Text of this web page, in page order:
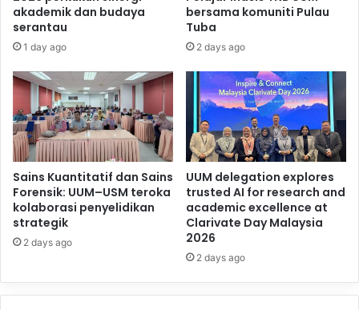
akademik dan budaya
serantau
1 day ago
bersama komuniti Pulau
Tuba
2 days ago
Sains Kuantitatif dan Sains
Forensik: UUM–USM teroka
kolaborasi penyelidikan
strategik
2 days ago
UUM delegation explores
trusted AI for research and
academic excellence at
Clarivate Day Malaysia
2026
2 days ago